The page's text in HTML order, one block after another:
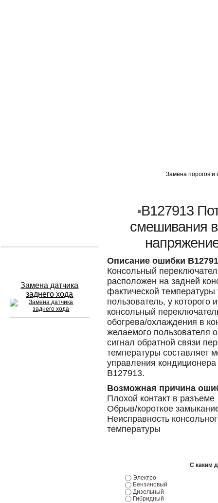
Замена датчика
заднего хода
Замена порогов и
B127913
смешивания
Описание ошибки
Консольный
расположен на задней
фактической
пользователь, у которого
консольный
обогрева/охлаждения в
желаемого пользователя
сигнал обратной связи
температуры составляет
управления кондиционера
B127913.
Возможная причина
Плохой контакт в разъеме
Обрыв/короткое
Неисправность
температуры
С каким
Электро
Бензиновый
Дизельный
Гибридный